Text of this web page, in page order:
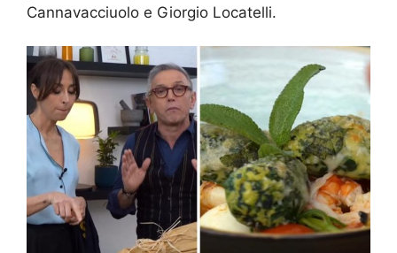
Cannavacciuolo e Giorgio Locatelli.